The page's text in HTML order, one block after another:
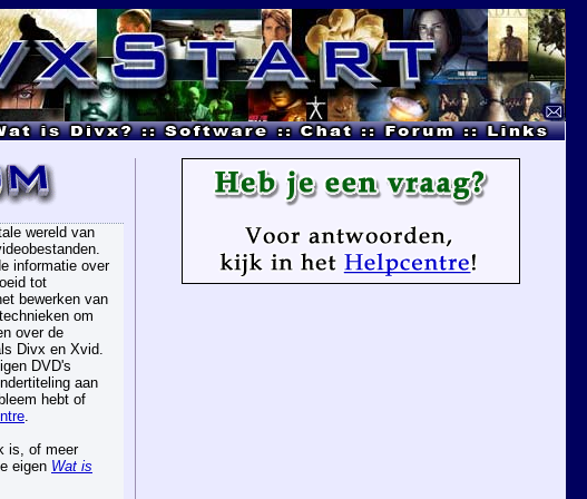
wereld van
informatie over
tot
bewerken van
om
over de
Divx en Xvid.
DVD's
aan
hebt of
.
is, of meer
eigen Wat is